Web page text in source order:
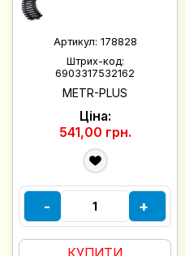
Артикул: 178828
Штрих-код:
6903317532162
METR-PLUS
Ціна:
541,00 грн.
- +